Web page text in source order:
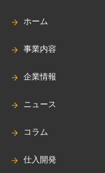
ホーム
事業内容
企業情報
ニュース
コラム
仕入開発